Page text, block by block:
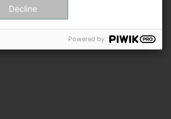
Decline
Powered by